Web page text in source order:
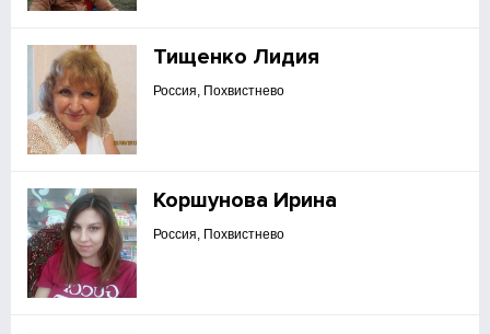
Тищенко Лидия
Россия, Похвистнево
Коршунова Ирина
Россия, Похвистнево